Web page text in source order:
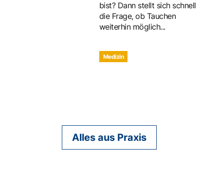
bist? Dann stellt sich schnell
die Frage, ob Tauchen
weiterhin möglich...
Medizin
Alles aus Praxis